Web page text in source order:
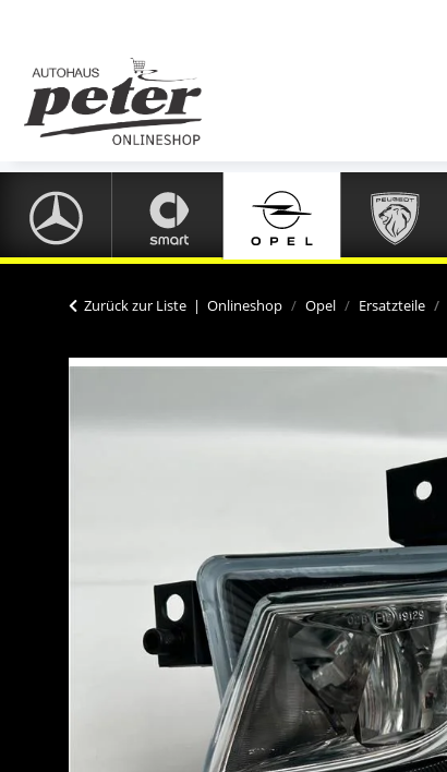
Zurück zur Liste Onlineshop Opel Ersatzteile